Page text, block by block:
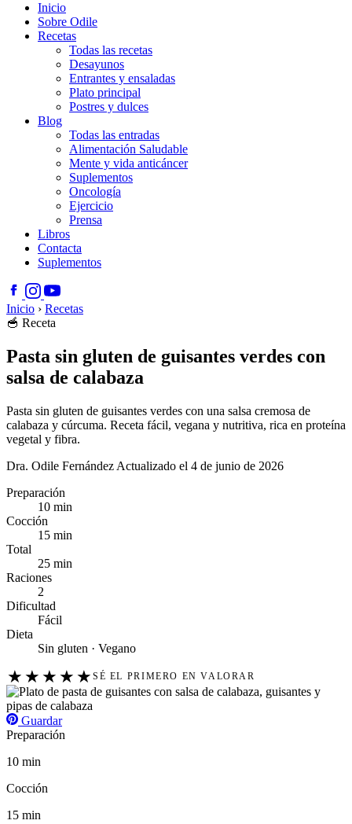
Inicio
Sobre Odile
Recetas
Todas las recetas
Desayunos
Entrantes y ensaladas
Plato principal
Postres y dulces
Blog
Todas las entradas
Alimentación Saludable
Mente y vida anticáncer
Suplementos
Oncología
Ejercicio
Prensa
Libros
Contacta
Suplementos
Inicio › Recetas
🥣 Receta
Pasta sin gluten de guisantes verdes con
salsa de calabaza
Pasta sin gluten de guisantes verdes con una salsa cremosa de
calabaza y cúrcuma. Receta fácil, vegana y nutritiva, rica en proteína
vegetal y fibra.
Dra. Odile Fernández Actualizado el 4 de junio de 2026
Preparación
10 min
Cocción
15 min
Total
25 min
Raciones
2
Dificultad
Fácil
Dieta
Sin gluten · Vegano
★ ★ ★ ★ ★ SÉ EL PRIMERO EN VALORAR
Guardar
Preparación
10 min
Cocción
15 min